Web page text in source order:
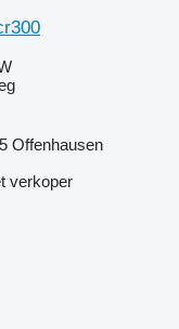
Offenhausen
verkoper